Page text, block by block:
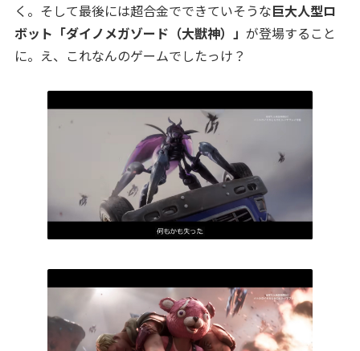
く。そして最後には超合金でできていそうな巨大人型ロ
ボット「ダイノメガゾード（大獣神）」 が登場すること
に。え、これなんのゲームでしたっけ？